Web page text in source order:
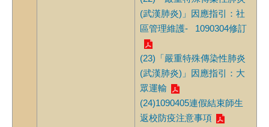
(武漢肺炎)」因應指引：社
區管理維護- 1090304修訂
(23)「嚴重特殊傳染性肺炎
(武漢肺炎)」因應指引：大
眾運輸
(24)1090405連假結束師生
返校防疫注意事項